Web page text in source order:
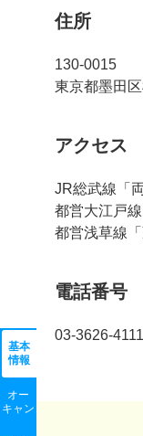
基本
情報
オー
キャン
住所
130-0015
東京都墨田
アクセス
JR総武線「
都営大江戸
都営浅草線
電話番号
03-3626-4111